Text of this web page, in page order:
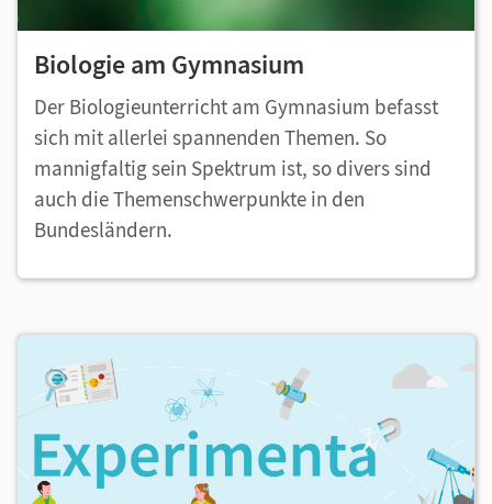
Biologie am Gymnasium
Der Biologieunterricht am Gymnasium befasst
sich mit allerlei spannenden Themen. So
mannigfaltig sein Spektrum ist, so divers sind
auch die Themenschwerpunkte in den
Bundesländern.